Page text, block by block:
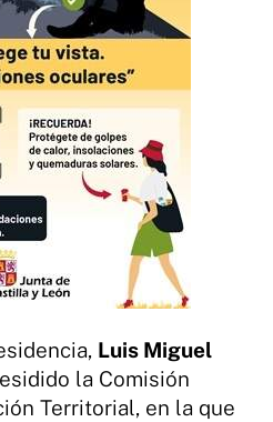
Luis Miguel
la Comisión
Territorial, en la que